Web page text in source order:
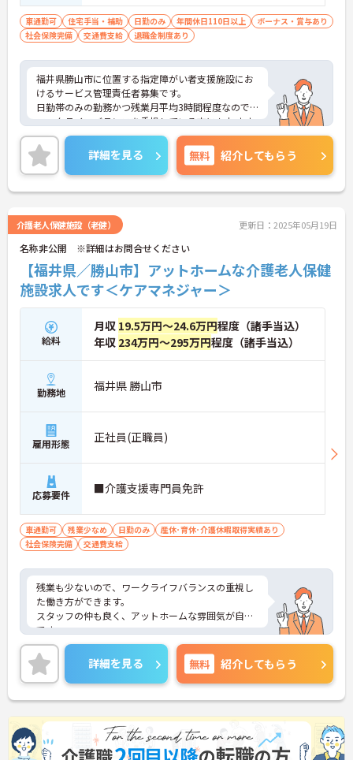
車通勤可 住宅手当・補助 日勤のみ 年間休日110日以上
ボーナス・賞与あり
社会保険完備
交通費支給 退職金制度あり
福井県勝山市に位置する指定障がい者支援施設にお
けるサービス管理責任者募集です。
日勤帯のみの勤務かつ残業月平均3時間程度なので
ワークライフバランスを重視している方にもおすす
めの求人です♪
ご興味のある方には、面接対策ポイントなど、さら
に詳細をご案内しますのでお気軽にご相談くださ
い！
詳細を見る 無料 紹介してもらう
介護老人保健施設（老健） 更新日：2025年05月19日
名称非公開 ※詳細はお問合せください
【福井県／勝山市】アットホームな介護老人保健
施設求人です＜ケアマネジャー＞
給料
月収 19.5万円～24.6万円程度（諸手当込）
年収 234万円～295万円程度（諸手当込）
勤務地 福井県 勝山市
雇用形態 正社員(正職員)
応募要件 ■介護支援専門員免許
車通勤可 残業少なめ 日勤のみ
産休･育休･介護休暇取得実績あり
社会保険完備
交通費支給
残業も少ないので、ワークライフバランスの重視し
た働き方ができます。
スタッフの仲も良く、アットホームな雰囲気が自慢
です。
ご興味ある方には、面接対策ポイントなど、詳細を
お話しいたしますのでお気軽にご相談ください。
詳細を見る 無料 紹介してもらう